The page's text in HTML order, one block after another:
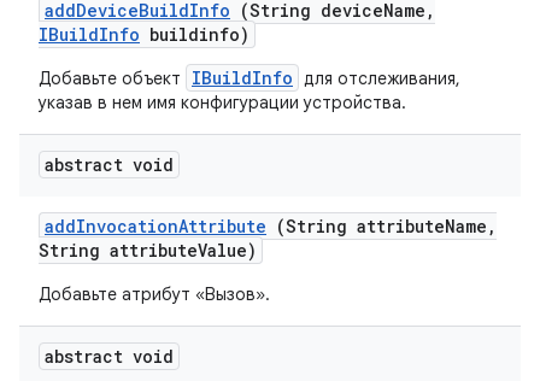
addDeviceBuildInfo (String deviceName ,
IBuildInfo buildinfo)
Добавьте объект IBuildInfo для отслеживания,
указав в нем имя конфигурации устройства.
abstract void
addInvocationAttribute (String attributeName ,
String attributeValue)
Добавьте атрибут «Вызов».
abstract void